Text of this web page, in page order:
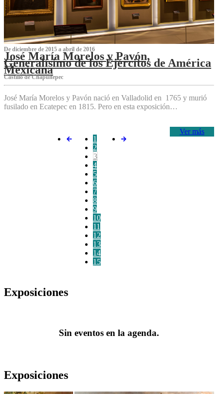
De diciembre de 2015 a abril de 2016
José María Morelos y Pavón,
Generalísimo de los Ejércitos de América
Mexicana
C‌astillo de Chapultepec
José María Morelos y Pavón nació en Valladolid en 1765 y murió
fusilado en Ecatepec en 1815. Pero en esta exposición…
Ver más
1
2
3
4
5
6
7
8
9
10
11
12
13
14
15
Exposiciones
Sin eventos en la agenda.
Exposiciones